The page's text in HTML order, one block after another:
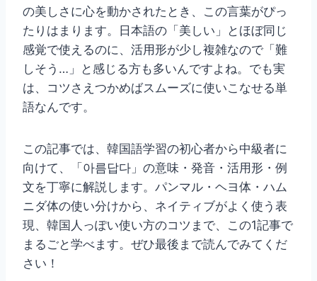
の美しさに心を動かされたとき、この言葉がぴっ
たりはまります。日本語の「美しい」とほぼ同じ
感覚で使えるのに、活用形が少し複雑なので「難
しそう…」と感じる方も多いんですよね。でも実
は、コツさえつかめばスムーズに使いこなせる単
語なんです。
この記事では、韓国語学習の初心者から中級者に
向けて、「아름답다」の意味・発音・活用形・例
文を丁寧に解説します。パンマル・ヘヨ体・ハム
ニダ体の使い分けから、ネイティブがよく使う表
現、韓国人っぽい使い方のコツまで、この1記事で
まるごと学べます。ぜひ最後まで読んでみてくだ
さい！